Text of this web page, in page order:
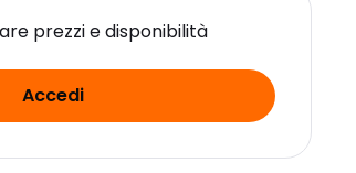
prezzi e disponibilità
Accedi